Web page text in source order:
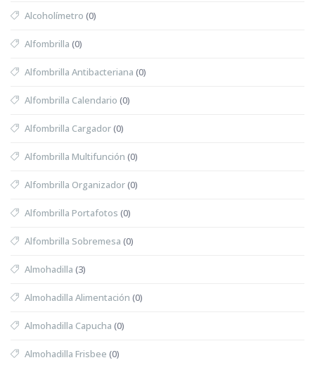
Alcoholímetro (0)
Alfombrilla (0)
Alfombrilla Antibacteriana (0)
Alfombrilla Calendario (0)
Alfombrilla Cargador(0)
Alfombrilla Multifunción (0)
Alfombrilla Organizador(0)
Alfombrilla Portafotos (0)
Alfombrilla Sobremesa (0)
Almohadilla (3)
Almohadilla Alimentación (0)
Almohadilla Capucha (0)
Almohadilla Frisbee (0)